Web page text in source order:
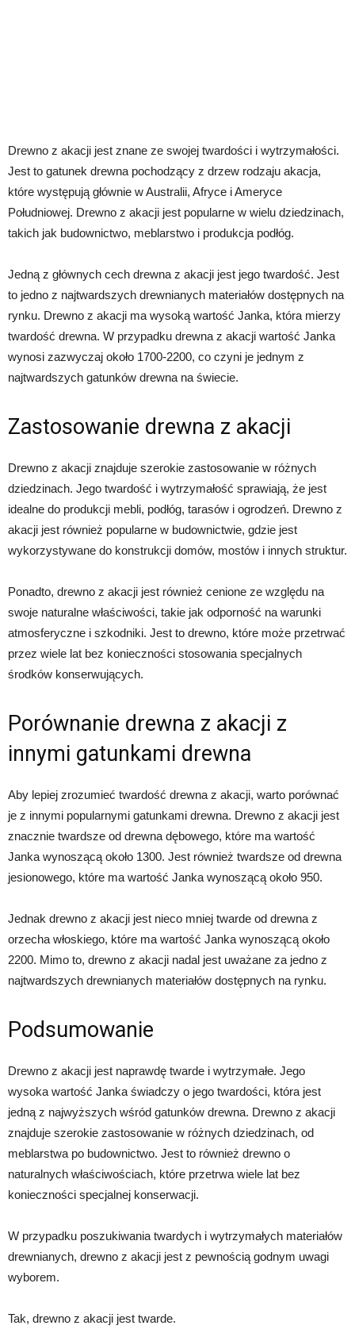
Drewno z akacji jest znane ze swojej twardości i wytrzymałości.
Jest to gatunek drewna pochodzący z drzew rodzaju akacja,
które występują głównie w Australii, Afryce i Ameryce
Południowej. Drewno z akacji jest popularne w wielu dziedzinach,
takich jak budownictwo, meblarstwo i produkcja podłóg.
Jedną z głównych cech drewna z akacji jest jego twardość. Jest
to jedno z najtwardszych drewnianych materiałów dostępnych na
rynku. Drewno z akacji ma wysoką wartość Janka, która mierzy
twardość drewna. W przypadku drewna z akacji wartość Janka
wynosi zazwyczaj około 1700-2200, co czyni je jednym z
najtwardszych gatunków drewna na świecie.
Zastosowanie drewna z akacji
Drewno z akacji znajduje szerokie zastosowanie w różnych
dziedzinach. Jego twardość i wytrzymałość sprawiają, że jest
idealne do produkcji mebli, podłóg, tarasów i ogrodzeń. Drewno z
akacji jest również popularne w budownictwie, gdzie jest
wykorzystywane do konstrukcji domów, mostów i innych struktur.
Ponadto, drewno z akacji jest również cenione ze względu na
swoje naturalne właściwości, takie jak odporność na warunki
atmosferyczne i szkodniki. Jest to drewno, które może przetrwać
przez wiele lat bez konieczności stosowania specjalnych
środków konserwujących.
Porównanie drewna z akacji z
innymi gatunkami drewna
Aby lepiej zrozumieć twardość drewna z akacji, warto porównać
je z innymi popularnymi gatunkami drewna. Drewno z akacji jest
znacznie twardsze od drewna dębowego, które ma wartość
Janka wynoszącą około 1300. Jest również twardsze od drewna
jesionowego, które ma wartość Janka wynoszącą około 950.
Jednak drewno z akacji jest nieco mniej twarde od drewna z
orzecha włoskiego, które ma wartość Janka wynoszącą około
2200. Mimo to, drewno z akacji nadal jest uważane za jedno z
najtwardszych drewnianych materiałów dostępnych na rynku.
Podsumowanie
Drewno z akacji jest naprawdę twarde i wytrzymałe. Jego
wysoka wartość Janka świadczy o jego twardości, która jest
jedną z najwyższych wśród gatunków drewna. Drewno z akacji
znajduje szerokie zastosowanie w różnych dziedzinach, od
meblarstwa po budownictwo. Jest to również drewno o
naturalnych właściwościach, które przetrwa wiele lat bez
konieczności specjalnej konserwacji.
W przypadku poszukiwania twardych i wytrzymałych materiałów
drewnianych, drewno z akacji jest z pewnością godnym uwagi
wyborem.
Tak, drewno z akacji jest twarde.